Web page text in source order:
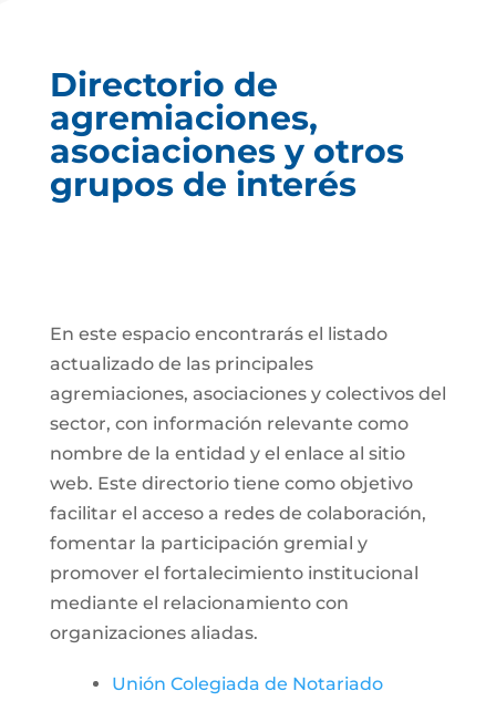
Directorio de
agremiaciones,
asociaciones y otros
grupos de interés
En este espacio encontrarás el listado
actualizado de las principales
agremiaciones, asociaciones y colectivos del
sector, con información relevante como
nombre de la entidad y el enlace al sitio
web. Este directorio tiene como objetivo
facilitar el acceso a redes de colaboración,
fomentar la participación gremial y
promover el fortalecimiento institucional
mediante el relacionamiento con
organizaciones aliadas.
Unión Colegiada de Notariado